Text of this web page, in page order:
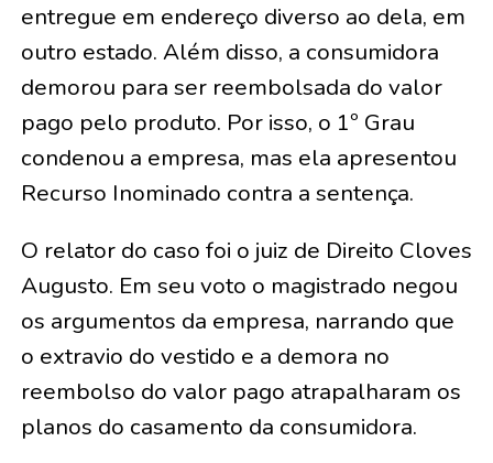
entregue em endereço diverso ao dela, em
outro estado. Além disso, a consumidora
demorou para ser reembolsada do valor
pago pelo produto. Por isso, o 1º Grau
condenou a empresa, mas ela apresentou
Recurso Inominado contra a sentença.
O relator do caso foi o juiz de Direito Cloves
Augusto. Em seu voto o magistrado negou
os argumentos da empresa, narrando que
o extravio do vestido e a demora no
reembolso do valor pago atrapalharam os
planos do casamento da consumidora.